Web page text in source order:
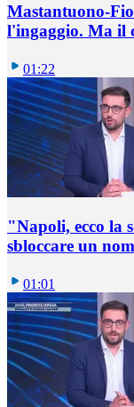
Mastantuono-
l'ingaggio. Ma il
01:22
"Napoli, ecco la
sbloccare un
01:01